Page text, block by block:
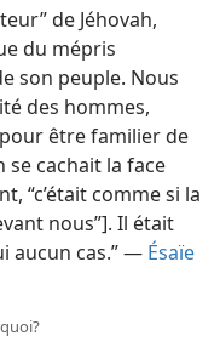
de Jéhovah,
du mépris
son peuple. Nous
des hommes,
être familier de
se cachait la face
“c’était comme si la
nous”]. Il était
aucun cas.” — Ésaïe